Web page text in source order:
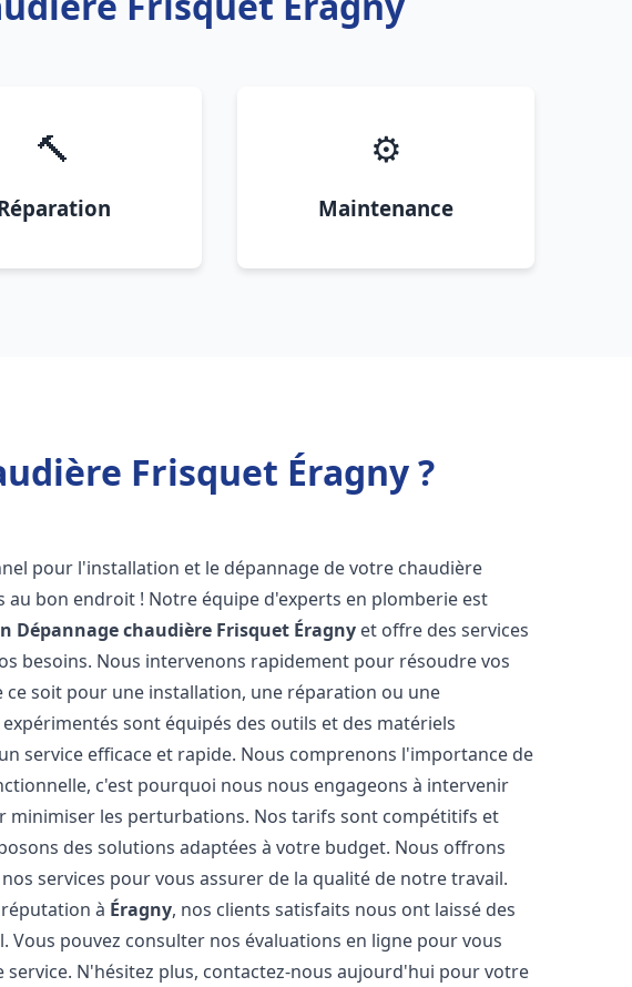
🔨 ⚙️
Maintenance
Frisquet Éragny ?
pour l'installation et le dépannage de votre chaudière
au bon endroit ! Notre équipe d'experts en plomberie est
Dépannage chaudière Frisquet Éragny et offre des services
besoins. Nous intervenons rapidement pour résoudre vos
ce soit pour une installation, une réparation ou une
sont équipés des outils et des matériels
service efficace et rapide. Nous comprenons l'importance de
c'est pourquoi nous nous engageons à intervenir
minimiser les perturbations. Nos tarifs sont compétitifs et
des solutions adaptées à votre budget. Nous offrons
services pour vous assurer de la qualité de notre travail.
à Éragny, nos clients satisfaits nous ont laissé des
Vous pouvez consulter nos évaluations en ligne pour vous
N'hésitez plus, contactez-nous aujourd'hui pour votre